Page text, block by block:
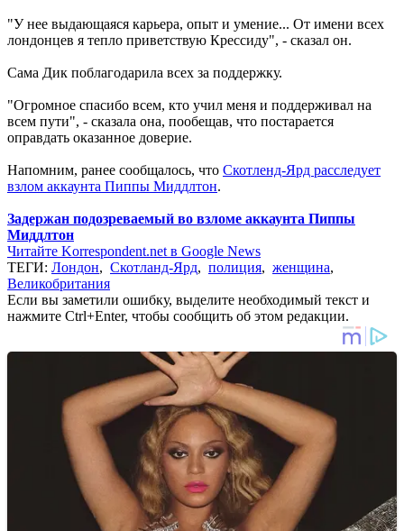
"У нее выдающаяся карьера, опыт и умение... От имени всех
лондонцев я тепло приветствую Крессиду", - сказал он.
Сама Дик поблагодарила всех за поддержку.
"Огромное спасибо всем, кто учил меня и поддерживал на
всем пути", - сказала она, пообещав, что постарается
оправдать оказанное доверие.
Напомним, ранее сообщалось, что Скотленд-Ярд расследует
взлом аккаунта Пиппы Миддлтон.
Задержан подозреваемый во взломе аккаунта Пиппы
Миддлтон
Читайте Korrespondent.net в Google News
ТЕГИ: Лондон, Скотланд-Ярд, полиция, женщина,
Великобритания
Если вы заметили ошибку, выделите необходимый текст и
нажмите Ctrl+Enter, чтобы сообщить об этом редакции.